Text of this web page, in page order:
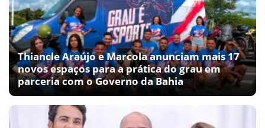
Thiancle Araújo e Marcola anunciam mais 17
novos espaços para a prática do grau em
parceria com o Governo da Bahia